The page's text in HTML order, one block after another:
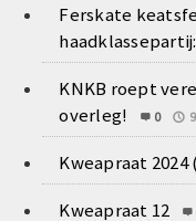
Ferskate
KNKB roept
overleg!
0
Kweapraat 2024
Kweapraat 12